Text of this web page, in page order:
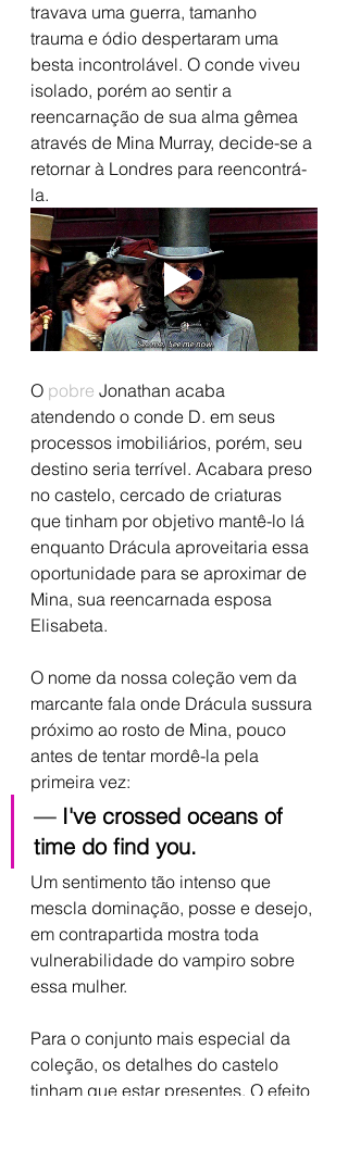
travava uma guerra, tamanho
trauma e ódio despertaram uma
besta incontrolável. O conde viveu
isolado, porém ao sentir a
reencarnação de sua alma gêmea
através de Mina Murray, decide-se a
retornar à Londres para reencontrá-
la.
O pobre Jonathan acaba
atendendo o conde D. em seus
processos imobiliários, porém, seu
destino seria terrível. Acabara preso
no castelo, cercado de criaturas
que tinham por objetivo mantê-lo lá
enquanto Drácula aproveitaria essa
oportunidade para se aproximar de
Mina, sua reencarnada esposa
Elisabeta.
O nome da nossa coleção vem da
marcante fala onde Drácula sussura
próximo ao rosto de Mina, pouco
antes de tentar mordê-la pela
primeira vez:
— I've crossed oceans of
time do find you.
Um sentimento tão intenso que
mescla dominação, posse e desejo,
em contrapartida mostra toda
vulnerabilidade do vampiro sobre
essa mulher.
Para o conjunto mais especial da
coleção, os detalhes do castelo
tinham que estar presentes. O efeito